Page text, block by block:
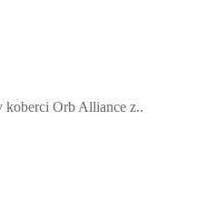
koberci Orb Alliance z..